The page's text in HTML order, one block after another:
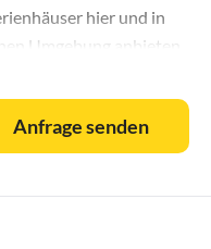
hier und in
Umgebung anbieten
weiteren
am Holzendorfer
Anfrage senden